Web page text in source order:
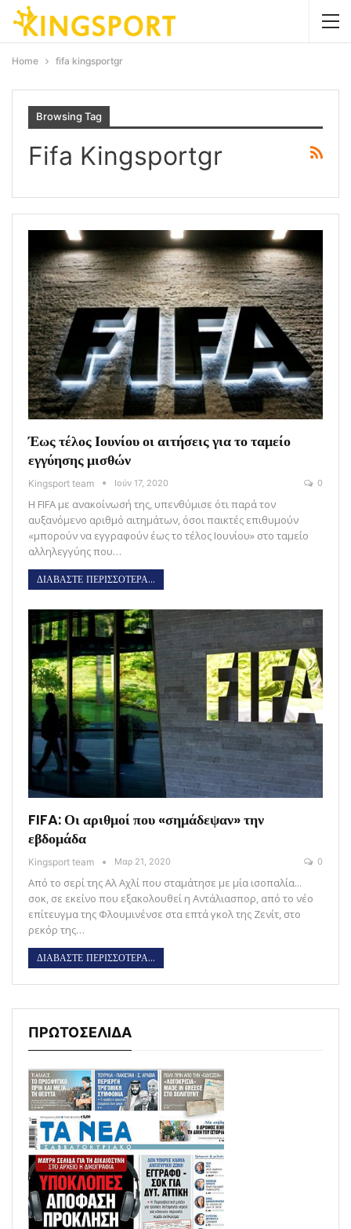
Home fifa kingsportgr
Browsing Tag
Fifa Kingsportgr
Έως τέλος Ιουνίου οι αιτήσεις για το ταμείο
εγγύησης μισθών
Kingsport team Ιούν 17, 2020 0
Η FIFA με ανακοίνωσή της, υπενθύμισε ότι παρά τον
αυξανόμενο αριθμό αιτημάτων, όσοι παικτές επιθυμούν
«μπορούν να εγγραφούν έως το τέλος Ιουνίου» στο ταμείο
αλληλεγγύης που…
ΔΙΑΒΑΣΤΕ ΠΕΡΙΣΣΟΤΕΡΑ...
FIFA: Οι αριθμοί που «σημάδεψαν» την
εβδομάδα
Kingsport team Μαρ 21, 2020 0
Από το σερί της Αλ Αχλί που σταμάτησε με μία ισοπαλία...
σοκ, σε εκείνο που εξακολουθεί η Αντάλιασπορ, από το νέο
επίτευγμα της Φλουμινένσε στα επτά γκολ της Ζενίτ, στο
ρεκόρ της…
ΔΙΑΒΑΣΤΕ ΠΕΡΙΣΣΟΤΕΡΑ...
ΠΡΩΤΟΣΕΛΙΔΑ